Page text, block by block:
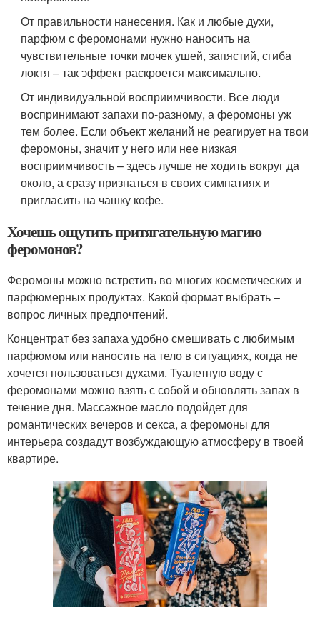
От правильности нанесения. Как и любые духи,
парфюм с феромонами нужно наносить на
чувствительные точки мочек ушей, запястий, сгиба
локтя – так эффект раскроется максимально.
От индивидуальной восприимчивости. Все люди
воспринимают запахи по-разному, а феромоны уж
тем более. Если объект желаний не реагирует на твои
феромоны, значит у него или нее низкая
восприимчивость – здесь лучше не ходить вокруг да
около, а сразу признаться в своих симпатиях и
пригласить на чашку кофе.
Хочешь ощутить притягательную магию
феромонов?
Феромоны можно встретить во многих косметических и
парфюмерных продуктах. Какой формат выбрать –
вопрос личных предпочтений.
Концентрат без запаха удобно смешивать с любимым
парфюмом или наносить на тело в ситуациях, когда не
хочется пользоваться духами. Туалетную воду с
феромонами можно взять с собой и обновлять запах в
течение дня. Массажное масло подойдет для
романтических вечеров и секса, а феромоны для
интерьера создадут возбуждающую атмосферу в твоей
квартире.